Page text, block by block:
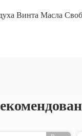
Винта Масла